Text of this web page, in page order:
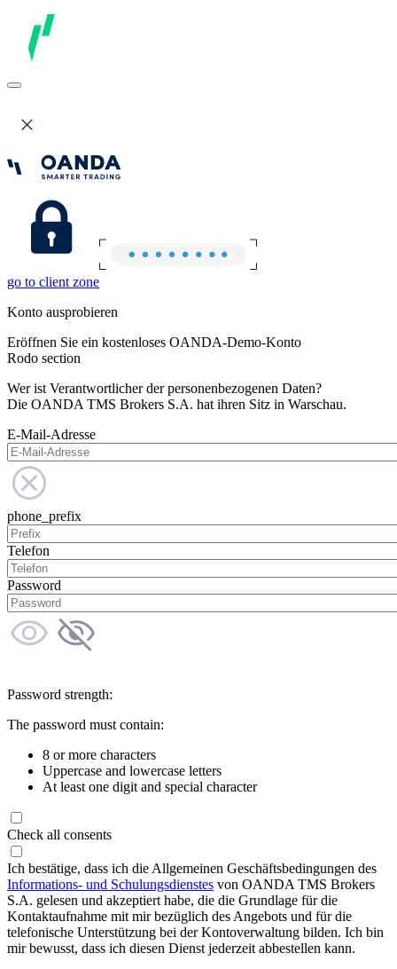
go to client zone
Konto ausprobieren
Eröffnen Sie ein kostenloses OANDA-Demo-Konto
Rodo section
Wer ist Verantwortlicher der personenbezogenen Daten?
Die OANDA TMS Brokers S.A. hat ihren Sitz in Warschau.
E-Mail-Adresse
phone_prefix
Telefon
Password
Password strength:
The password must contain:
8 or more characters
Uppercase and lowercase letters
At least one digit and special character
Check all consents
Ich bestätige, dass ich die Allgemeinen Geschäftsbedingungen des
Informations- und Schulungsdienstes von OANDA TMS Brokers
S.A. gelesen und akzeptiert habe, die die Grundlage für die
Kontaktaufnahme mit mir bezüglich des Angebots und für die
telefonische Unterstützung bei der Kontoverwaltung bilden. Ich bin
mir bewusst, dass ich diesen Dienst jederzeit abbestellen kann.